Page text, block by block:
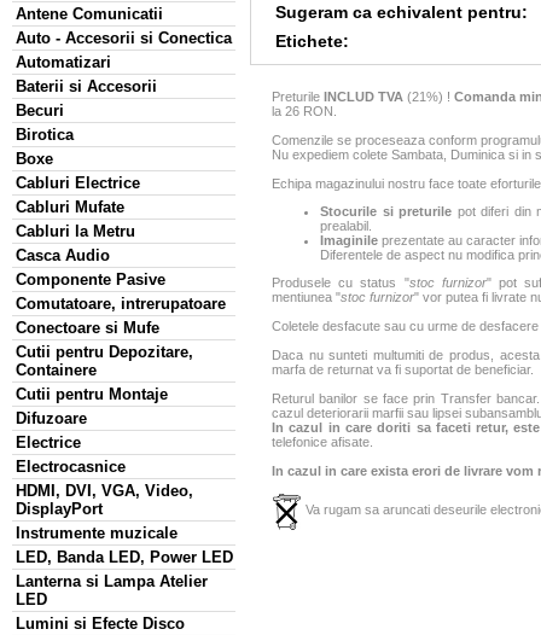
Antene Comunicatii
Auto - Accesorii si Conectica
Automatizari
Baterii si Accesorii
Becuri
Birotica
Boxe
Cabluri Electrice
Cabluri Mufate
Cabluri la Metru
Casca Audio
Componente Pasive
Comutatoare, intrerupatoare
Conectoare si Mufe
Cutii pentru Depozitare,
Containere
Cutii pentru Montaje
Difuzoare
Electrice
Electrocasnice
HDMI, DVI, VGA, Video,
DisplayPort
Instrumente muzicale
LED, Banda LED, Power LED
Lanterna si Lampa Atelier
LED
Lumini si Efecte Disco
Sugeram ca echivalent pentru:
Etichete:
Preturile INCLUD TVA (21%) ! Comanda
la 26 RON.
Comenzile se proceseaza conform
Nu expediem colete Sambata, Duminica si in
Echipa magazinului nostru face toate
Stocurile si preturile pot diferi din
prealabil.
Imaginile prezentate au caracter
Diferentele de aspect nu modifica
Produsele cu status "stoc furnizor" pot
mentiunea "stoc furnizor" vor putea fi livrate
Coletele desfacute sau cu urme de
Daca nu sunteti multumiti de produs,
marfa de returnat va fi suportat de beneficiar.
Returul banilor se face prin Transfer
cazul deteriorarii marfii sau lipsei
In cazul in care doriti sa faceti retur,
telefonice afisate.
In cazul in care exista erori de livrare
Va rugam sa aruncati deseurile